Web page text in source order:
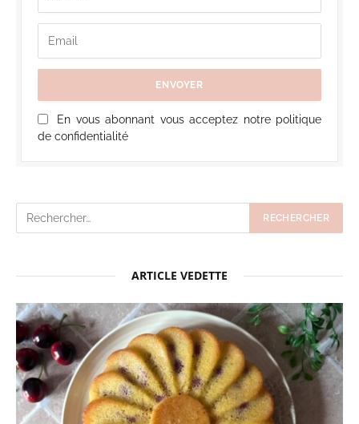
En vous abonnant vous acceptez notre politique
de confidentialité
ARTICLE VEDETTE